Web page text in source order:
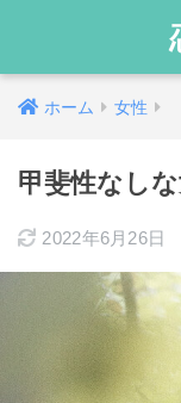
ホーム 女性
甲斐性なし
2022年6月26日